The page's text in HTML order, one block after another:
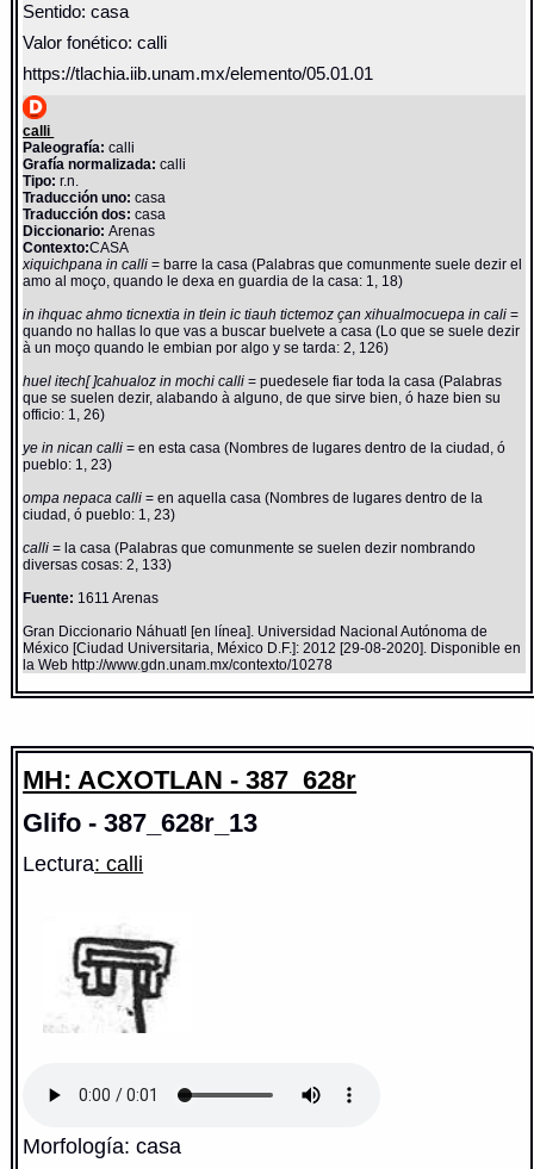
Sentido: casa
Valor fonético: calli
https://tlachia.iib.unam.mx/elemento/05.01.01
calli
Paleografía: calli
Grafía normalizada: calli
Tipo: r.n.
Traducción uno: casa
Traducción dos: casa
Diccionario:Arenas
Contexto:CASA
xiquichpana in calli= barre la casa (Palabras que comunmente suele dezir el
amo al moço, quando le dexa en guardia de la casa: 1, 18)
in ihquac ahmo ticnextia in tlein ic tiauh tictemoz çan xihualmocuepa in cali=
quando no hallas lo que vas a buscar buelvete a casa (Lo que se suele dezir
à un moço quando le embian por algo y se tarda: 2, 126)
huel itech[ ]cahualoz in mochi calli= puedesele fiar toda la casa (Palabras
que se suelen dezir, alabando à alguno, de que sirve bien, ó haze bien su
officio: 1, 26)
ye in nican calli= en esta casa (Nombres de lugares dentro de la ciudad, ó
pueblo: 1, 23)
ompa nepaca calli= en aquella casa (Nombres de lugares dentro de la
ciudad, ó pueblo: 1, 23)
calli= la casa (Palabras que comunmente se suelen dezir nombrando
diversas cosas: 2, 133)
Fuente: 1611 Arenas
Gran Diccionario Náhuatl [en línea]. Universidad Nacional Autónoma de
México [Ciudad Universitaria, México D.F.]: 2012 [29-08-2020]. Disponible en
la Web http://www.gdn.unam.mx/contexto/10278
MH: ACXOTLAN - 387_628r
Glifo - 387_628r_13
Lectura: calli
Morfología: casa